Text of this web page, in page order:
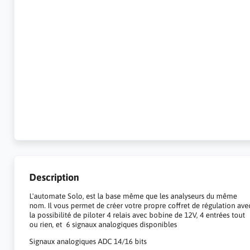
Description
L'automate Solo, est la base même que les analyseurs du même
nom. Il vous permet de créer votre propre coffret de régulation
la possibilité de piloter 4 relais avec bobine de 12V, 4 entrées tout
ou rien, et 6 signaux analogiques disponibles
Signaux analogiques ADC 14/16 bits